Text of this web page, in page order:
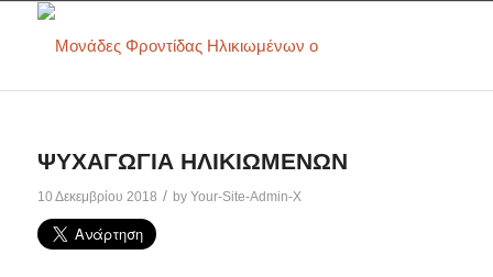
ΨΥΧΑΓΩΓΙΑ ΗΛΙΚΙΩΜΕΝΩΝ
10 Δεκεμβρίου 2018 / by Your-Site-Admin-X